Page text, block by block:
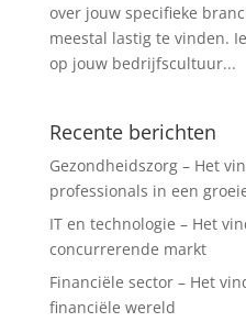
over jouw specifieke
meestal lastig te vinden.
op jouw bedrijfscultuur...
Recente berichten
Gezondheidszorg – Het
professionals in een
IT en technologie – Het
concurrerende markt
Financiële sector – Het
financiële wereld